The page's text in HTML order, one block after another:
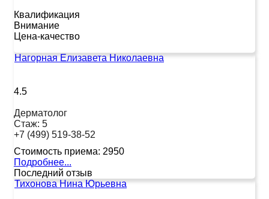
Квалификация
Внимание
Цена-качество
Нагорная Елизавета Николаевна
4.5
Дерматолог
Стаж: 5
+7 (499) 519-38-52
Стоимость приема: 2950
Подробнее...
Последний отзыв
Тихонова Нина Юрьевна